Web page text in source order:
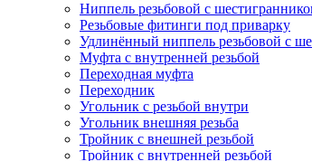
Ниппель резьбовой с
Резьбовые фитинги под приварку
Удлинённый ниппель резьбовой с
Муфта с внутренней резьбой
Переходная муфта
Переходник
Угольник с резьбой внутри
Угольник внешняя резьба
Тройник с внешней резьбой
Тройник с внутренней резьбой